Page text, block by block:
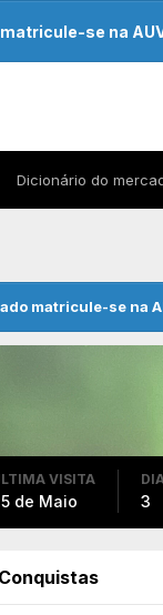
se na
Dicionário do
matricule-se na
VISITA
de Maio 3